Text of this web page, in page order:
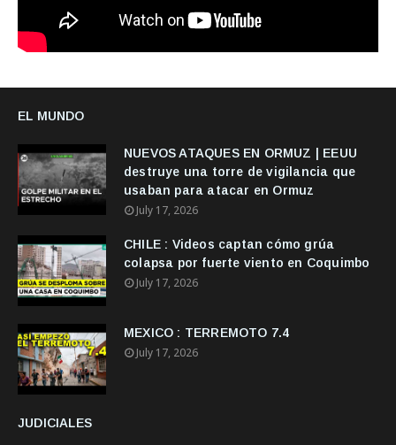
EL MUNDO
NUEVOS ATAQUES EN ORMUZ | EEUU
destruye una torre de vigilancia que
usaban para atacar en Ormuz
July 17, 2026
CHILE : Videos captan cómo grúa
colapsa por fuerte viento en Coquimbo
July 17, 2026
MEXICO : TERREMOTO 7.4
July 17, 2026
JUDICIALES